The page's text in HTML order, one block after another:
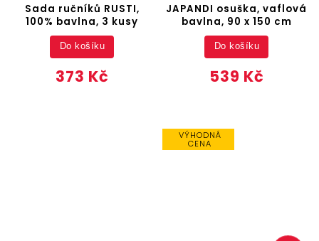
Sada ručníků RUSTI,
100% bavlna, 3 kusy
373 Kč
Do košíku
JAPANDI osuška, vaflová
bavlna, 90 x 150 cm
539 Kč
Do košíku
VÝHODNÁ
CENA